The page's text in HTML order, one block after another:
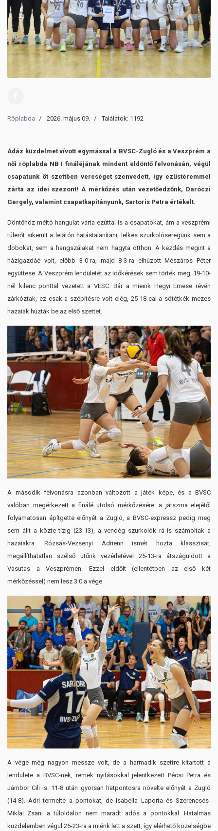
Röplabda 2026. május 09. Találatok: 1192
Ádáz küzdelmet vívott egymással a BVSC-Zugló és a Veszprém a
női röplabda NB I fináléjának mindent eldöntő felvonásán, végül
csapatunk öt szettben vereséget szenvedett, így ezüstéremmel
zárta az idei szezont! A mérkőzés után vezetőedzőnk, Daróczi
Gergely, valamint csapatkapitányunk, Sartoris Petra értékelt.
Döntőhöz méltó hangulat várta ezúttal is a csapatokat, ám a veszprémi
túlerőt sikerült a lelátón hatástalanítani, lelkes szurkolóseregünk sem a
dobokat, sem a hangszálakat nem hagyta otthon. A kezdés megint a
házigazdáé volt, előbb 3-0-ra, majd 8-3-ra elhúzott Mészáros Péter
együttese. A Veszprém lendületét az időkérések sem törték meg, 19-10-
nél kilenc ponttal vezetett a VESC. Bár a mieink Hegyi Emese révén
zárkóztak, ez csak a szépítésre volt elég, 25-18-cal a sötétkék mezes
hazaiak húzták be az első szettet.
A második felvonásra azonban változott a játék képe, és a BVSC
valóban megérkezett a finálé utolsó mérkőzésére: a játszma elejétől
folyamatosan építgette előnyét a Zugló, a BVSC-expressz pedig meg
sem állt a közte tízig (23-13), a vendég szurkolók rá is számoltak a
hazaiakra. Rózsás-Vezsenyi Adrienn ismét hozta klasszisát,
megállíthatatlan szélső ütőnk vezérletével 25-13-ra átszáguldott a
Vasutas a Veszprémen. Ezzel eldőlt (ellentétben az első két
mérkőzéssel) nem lesz 3:0 a vége.
A vége még nagyon messze volt, de a harmadik szettre kitartott a
lendülete a BVSC-nek, remek nyitásokkal jelentkezett Pécsi Petra és
Jámbor Cili is. 11-8 után gyorsan hatpontosra növelte előnyét a Zugló
(14-8). Adri termelte a pontokat, de Isabella Laporta és Szerencsés-
Miklai Zsani a túloldalon nem maradt adós a pontokkal. Hatalmas
küzdelemben végül 25-23-ra a miénk lett a szett, így elérhető közelségbe